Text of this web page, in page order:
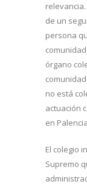
de un
persona
órgano
no está
actuación
en
El colegio
Supremo